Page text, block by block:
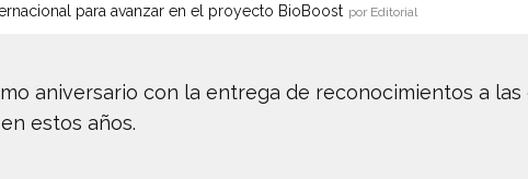
para avanzar en el proyecto BioBoost por Editorial
aniversario con la entrega de reconocimientos a las
estos años.